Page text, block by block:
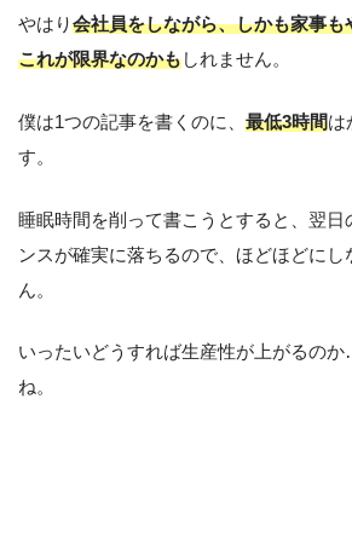
やはり会社員をしながら、しかも家事も
これが限界なのかもしれません。
僕は1つの記事を書くのに、 最低3時間は
す。
睡眠時間を削って書こうとすると、翌日
ンスが確実に落ちるので、ほどほどにし
ん。
いったいどうすれば生産性が上がるの
ね。